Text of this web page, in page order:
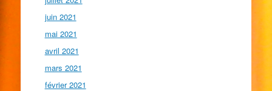
juin 2021
mai 2021
avril 2021
mars 2021
février 2021